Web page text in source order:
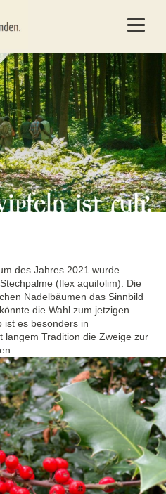
des Jahres 2021 wurde
(Ilex aquifolim). Die
Nadelbäumen das Sinnbild
die Wahl zum jetzigen
ist es besonders in
langem Tradition die Zweige zur